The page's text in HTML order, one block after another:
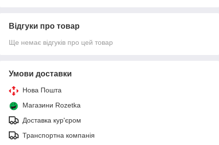
Відгуки про товар
Ще немає відгуків про цей товар
Умови доставки
Нова Пошта
Магазини Rozetka
Доставка кур'єром
Транспортна компанія